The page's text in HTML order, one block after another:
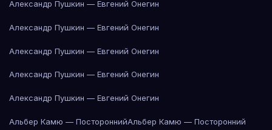
Александр Пушкин — Евгений Онегин
Александр Пушкин — Евгений Онегин
Александр Пушкин — Евгений Онегин
Александр Пушкин — Евгений Онегин
Александр Пушкин — Евгений Онегин
Альбер Камю — ПостороннийАльбер Камю — Посторонний